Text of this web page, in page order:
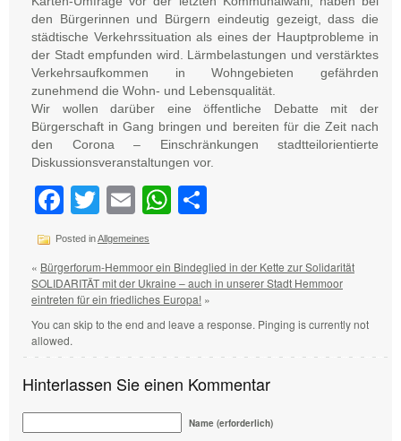
den Bürgerinnen und Bürgern eindeutig gezeigt, dass die
städtische Verkehrssituation als eines der Hauptprobleme in
der Stadt empfunden wird. Lärmbelastungen und verstärktes
Verkehrsaufkommen in Wohngebieten gefährden
zunehmend die Wohn- und Lebensqualität.
Wir wollen darüber eine öffentliche Debatte mit der
Bürgerschaft in Gang bringen und bereiten für die Zeit nach
den Corona – Einschränkungen stadtteilorientierte
Diskussionsveranstaltungen vor.
Facebook
Twitter
EmailWhatsApp
Posted inAllgemeines
« Bürgerforum-Hemmoor ein Bindeglied in der Kette zur Solidarität
SOLIDARITÄT mit der Ukraine – auch in unserer Stadt Hemmoor
eintreten für ein friedliches Europa! »
You can skip to the end and leave a response. Pinging is currently not
allowed.
Hinterlassen Sie einen Kommentar
Name (erforderlich)